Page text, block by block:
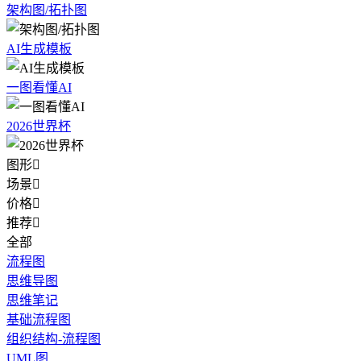
架构图/拓扑图
AI生成模板
一图看懂AI
2026世界杯
图形
场景
价格
推荐
全部
流程图
思维导图
思维笔记
基础流程图
组织结构-流程图
UML图